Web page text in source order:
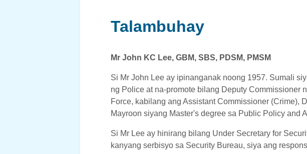
Talambuhay
Mr John KC Lee, GBM, SBS, PDSM, PMSM
Si Mr John Lee ay ipinanganak noong 1957. Sumali
ng Police at na-promote bilang Deputy
Force, kabilang ang Assistant Commissioner (Crime),
Mayroon siyang Master's degree sa Public Policy and
Si Mr Lee ay hinirang bilang Under Secretary for
kanyang serbisyo sa Security Bureau, siya ang